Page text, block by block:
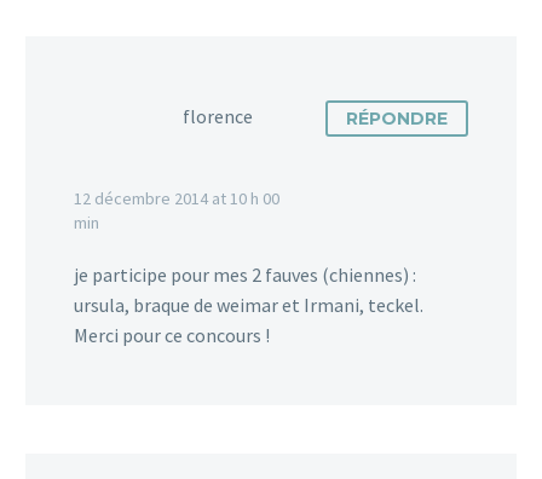
florence
12 décembre 2014 at 10 h 00
min
RÉPONDRE
je participe pour mes 2 fauves (chiennes) :
ursula, braque de weimar et Irmani, teckel.
Merci pour ce concours !